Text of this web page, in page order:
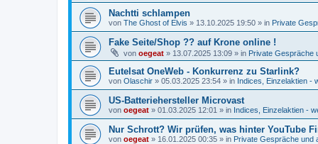
Nachtti schlampen
von The Ghost of Elvis » 13.10.2025 19:50 » in Private
Fake Seite/Shop ?? auf Krone online !
von oegeat » 13.07.2025 13:09 » in Private Gespräche
Eutelsat OneWeb - Konkurrenz zu Starlink?
von Olaschir » 05.03.2025 23:54 » in Indices, Einzelaktien -
US-Batteriehersteller Microvast
von oegeat » 01.03.2025 12:01 » in Indices, Einzelaktien -
Nur Schrott? Wir prüfen, was hinter YouTube
von oegeat » 16.01.2025 00:35 » in Private Gespräche und